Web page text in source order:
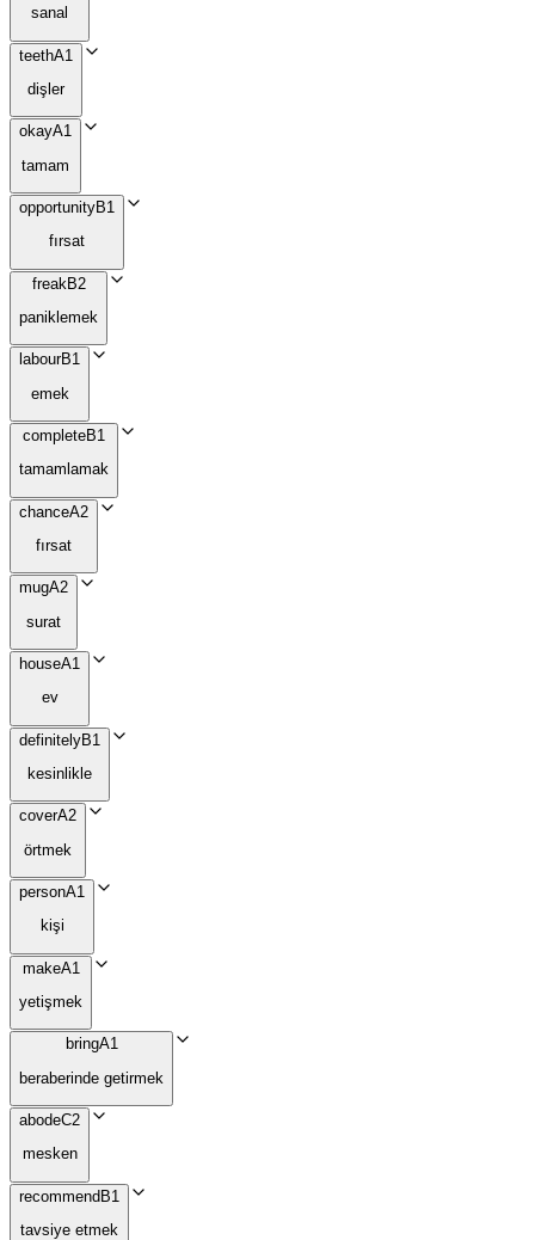
sanal
teethA1
dişler
okayA1
tamam
opportunityB1
fırsat
freakB2
paniklemek
labourB1
emek
completeB1
tamamlamak
chanceA2
fırsat
mugA2
surat
houseA1
ev
definitelyB1
kesinlikle
coverA2
örtmek
personA1
kişi
makeA1
yetişmek
bringA1
beraberinde getirmek
abodeC2
mesken
recommendB1
tavsiye etmek